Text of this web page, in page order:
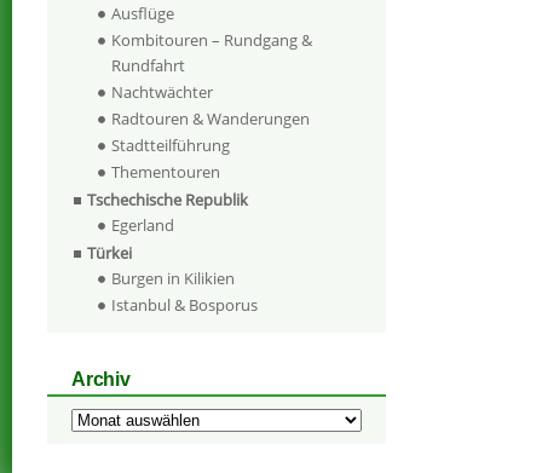
Ausflüge
Kombitouren – Rundgang &
Rundfahrt
Nachtwächter
Radtouren & Wanderungen
Stadtteilführung
Thementouren
Tschechische Republik
Egerland
Türkei
Burgen in Kilikien
Istanbul & Bosporus
Archiv
Archiv